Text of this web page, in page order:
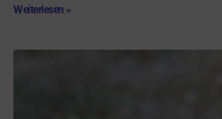
Weiterlesen »